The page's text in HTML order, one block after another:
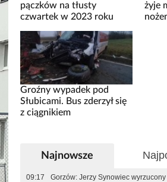
pączków na tłusty
czwartek w 2023 roku
żyje
Groźny wypadek pod
Słubicami. Bus zderzył się
z ciągnikiem
Najnowsze
09:17
Gorzów: Jerzy Synowiec